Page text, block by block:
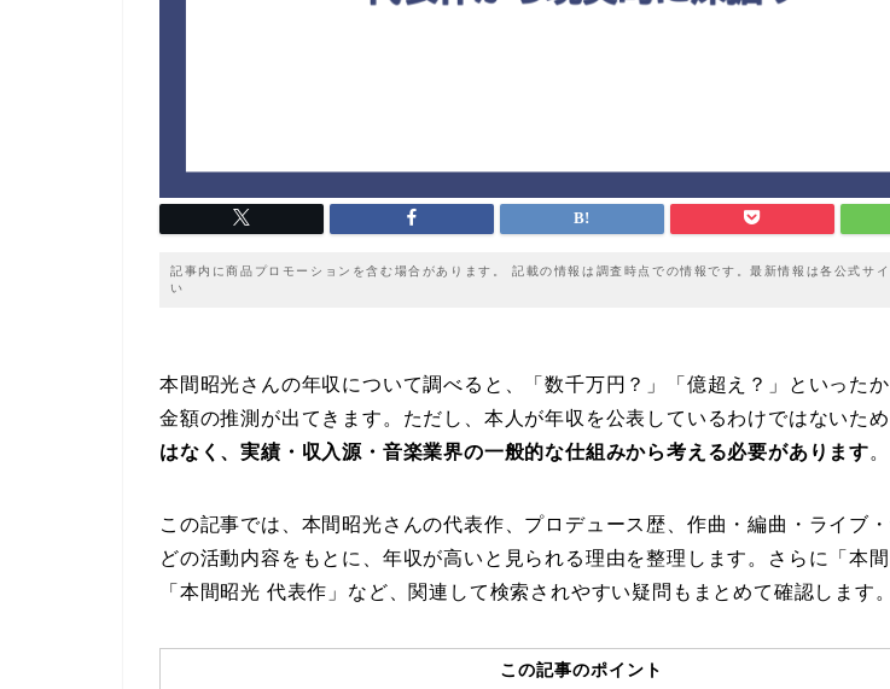
記事内に商品プロモーションを含む場合があります。 記載の情報は調査時点での情報です。最新情報は各公式サ
い
本間昭光さんの年収について調べると、「数千万円？」「億超え？」といった
金額の推測が出てきます。ただし、本人が年収を公表しているわけではないため
はなく、実績・収入源・音楽業界の一般的な仕組みから考える必要があります。
この記事では、本間昭光さんの代表作、プロデュース歴、作曲・編曲・ライブ
どの活動内容をもとに、年収が高いと見られる理由を整理します。さらに「本間
「本間昭光 代表作」など、関連して検索されやすい疑問もまとめて確認します。
この記事のポイント